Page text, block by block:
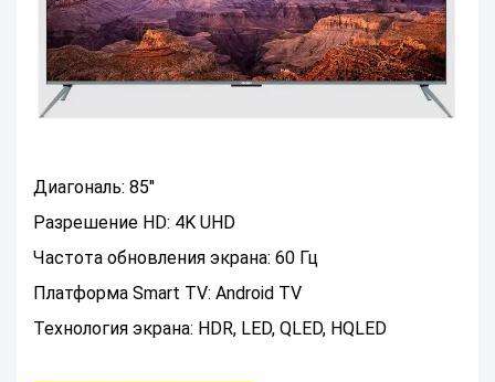
Диагональ: 85"
Разрешение HD: 4K UHD
Частота обновления экрана: 60 Гц
Платформа Smart TV: Android TV
Технология экрана: HDR, LED, QLED, HQLED